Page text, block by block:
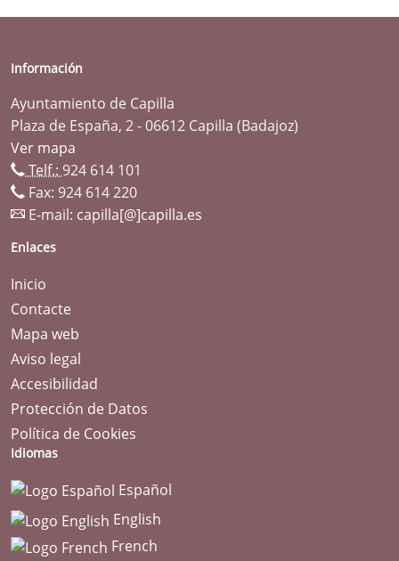
Información
Ayuntamiento de Capilla
Plaza de España, 2 - 06612 Capilla (Badajoz)
Ver mapa
Telf.: 924 614 101
Fax: 924 614 220
E-mail: capilla[@]capilla.es
Enlaces
Inicio
Contacte
Mapa web
Aviso legal
Accesibilidad
Protección de Datos
Política de Cookies
Idiomas
Español
English
French